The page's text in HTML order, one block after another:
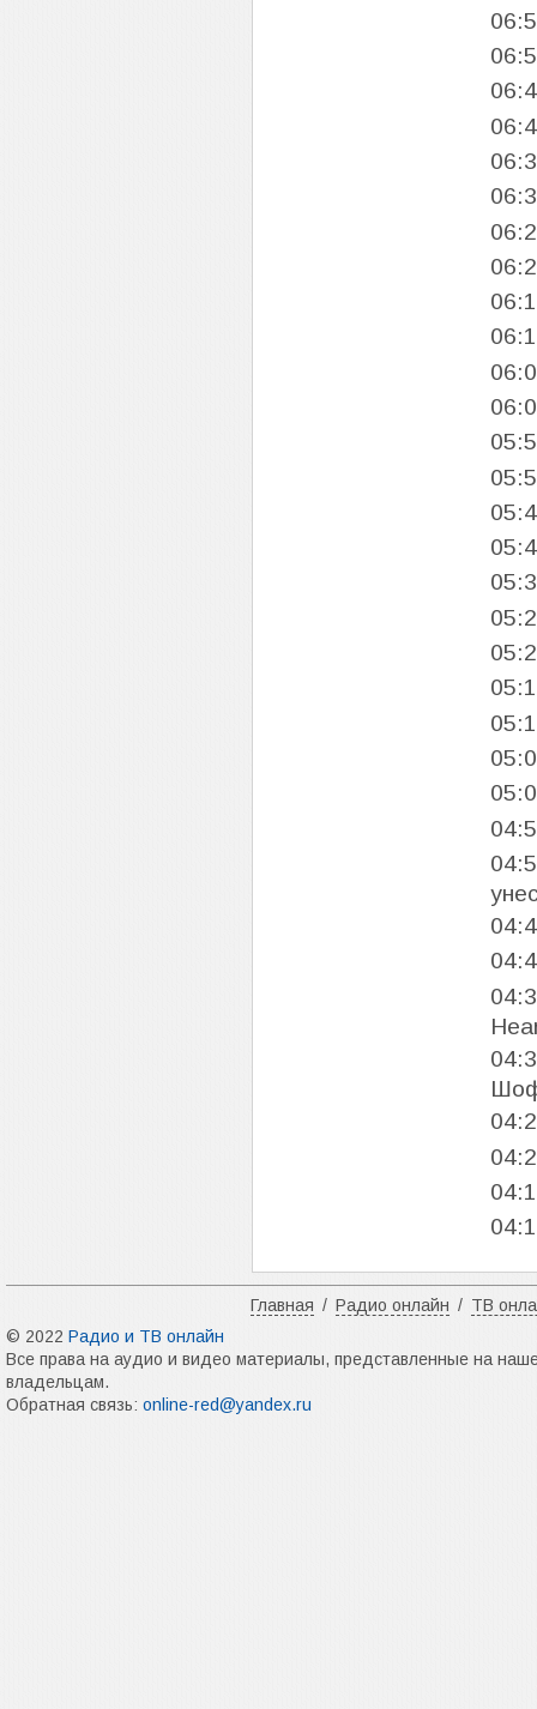
Главная / Радио онлайн / ТВ
© 2022 Радио и ТВ онлайн
Все права на аудио и видео материалы, представленные на
владельцам.
Обратная связь: online-red@yandex.ru